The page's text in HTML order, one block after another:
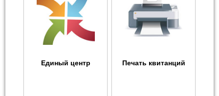
Единый центр Печать квитанций